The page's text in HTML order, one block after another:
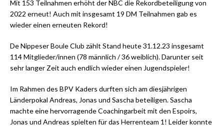
Mit 153 Teilnahmen erhöht der NBC die Rekordbeteiligung von
2022 erneut! Auch mit insgesamt 19 DM Teilnahmen gab es
wieder einen erneuten Rekord!
De Nippeser Boule Club zählt Stand heute 31.12.23 insgesamt
114 Mitglieder/innen (78 männlich / 36 weiblich). Darunter seit
sehr langer Zeit auch endlich wieder einen Jugendspieler!
Im Rahmen des BPV Kaders durften sich am diesjährigen
Länderpokal Andreas, Jonas und Sascha beteiligen. Sascha
machte eine hervorragende Coachingarbeit mit den Espoirs,
Jonas und Andreas spielten für das Herrenteam 1! Leider konnte